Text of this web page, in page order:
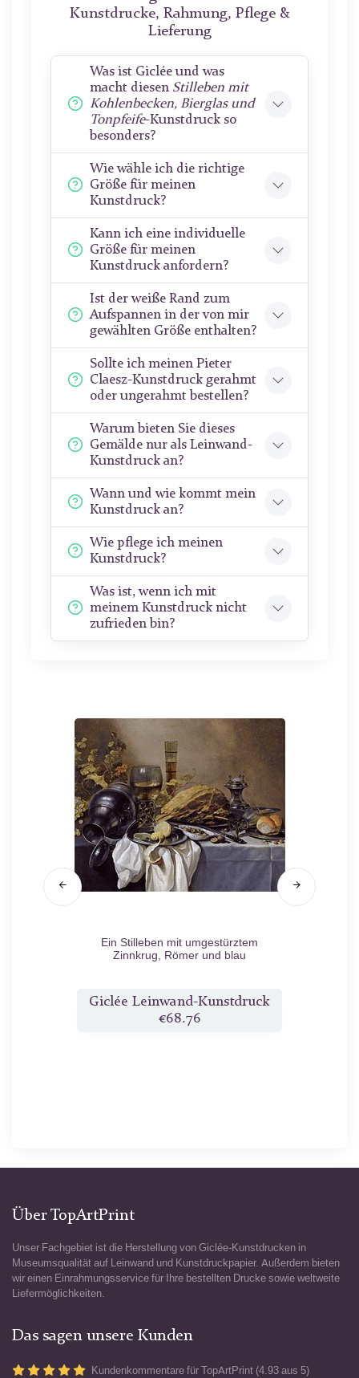
Kunstdrucke, Rahmung, Pflege &
Lieferung
Was ist Giclée und was
macht diesen Stilleben mit
Kohlenbecken, Bierglas und
Tonpfeife-Kunstdruck so
besonders?
Wie wähle ich die richtige
Größe für meinen
Kunstdruck?
Kann ich eine individuelle
Größe für meinen
Kunstdruck anfordern?
Ist der weiße Rand zum
Aufspannen in der von mir
gewählten Größe enthalten?
Sollte ich meinen Pieter
Claesz-Kunstdruck gerahmt
oder ungerahmt bestellen?
Warum bieten Sie dieses
Gemälde nur als Leinwand-
Kunstdruck an?
Wann und wie kommt mein
Kunstdruck an?
Wie pflege ich meinen
Kunstdruck?
Was ist, wenn ich mit
meinem Kunstdruck nicht
zufrieden bin?
Ein Stilleben mit umgestürztem
Zinnkrug, Römer und blau
Giclée Leinwand-Kunstdruck
€68.76
Über TopArtPrint
Unser Fachgebiet ist die Herstellung von Giclée-Kunstdrucken in
Museumsqualität auf Leinwand und Kunstdruckpapier. Außerdem bieten
wir einen Einrahmungsservice für Ihre bestellten Drucke sowie weltweite
Liefermöglichkeiten.
Das sagen unsere Kunden
Kundenkommentare für TopArtPrint (4.93 aus 5)